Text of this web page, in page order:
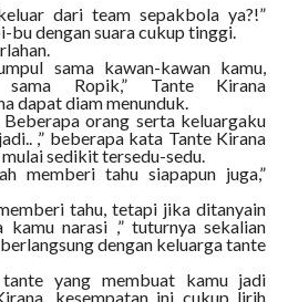
dari team sepakbola ya?!”
bu dengan suara cukup tinggi.
sama kawan-kawan kamu,
Ropik,” Tante Kirana
dapat diam menunduk.
Beberapa orang serta keluargaku
,” beberapa kata Tante Kirana
sedikit tersedu-sedu.
memberi tahu siapapun juga,”
tahu, tetapi jika ditanyain
kamu narasi ,” tuturnya sekalian
dengan keluarga tante
tante yang membuat kamu jadi
kesempatan ini cukup lirih